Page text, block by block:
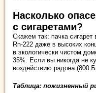
Насколько
с сигаретами?
Скажем так: пачка
Rn-222 даже в высоких
в экологически чистом
35%. Если вы никогда не
воздействию радона (800
Таблица: пожизненный